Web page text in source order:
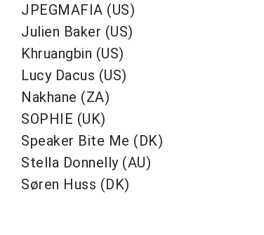
JPEGMAFIA (US)
Julien Baker (US)
Khruangbin (US)
Lucy Dacus (US)
Nakhane (ZA)
SOPHIE (UK)
Speaker Bite Me (DK)
Stella Donnelly (AU)
Søren Huss (DK)